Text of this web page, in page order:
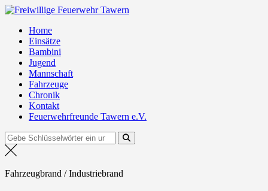
Zum
springenHome
Einsätze
Bambini
Jugend
Mannschaft
Fahrzeuge
Chronik
Kontakt
Feuerwehrfreunde Tawern e.V.
Suchen
nach:
Fahrzeugbrand / Industriebrand